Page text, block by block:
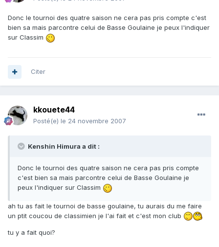
Donc le tournoi des quatre saison ne cera pas pris compte c'est
bien sa mais parcontre celui de Basse Goulaine je peux l'indiquer
sur Classim
Citer
kkouete44
Posté(e) le 24 novembre 2007
Kenshin Himura a dit :
Donc le tournoi des quatre saison ne cera pas pris compte
c'est bien sa mais parcontre celui de Basse Goulaine je
peux l'indiquer sur Classim
ah tu as fait le tournoi de basse goulaine, tu aurais du me faire
un ptit coucou de classimien je l'ai fait et c'est mon club
tu y a fait quoi?